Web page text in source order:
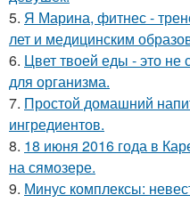
5. Я Марина, фитнес -
лет и медицинским
6. Цвет твоей еды - это не
для организма.
7. Простой домашний
ингредиентов.
8. 18 июня 2016 года в
на сямозере.
9. Минус комплексы: